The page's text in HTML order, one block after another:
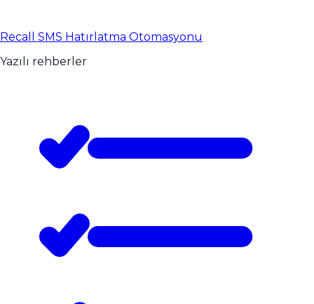
Recall SMS Hatırlatma Otomasyonu
Yazılı rehberler